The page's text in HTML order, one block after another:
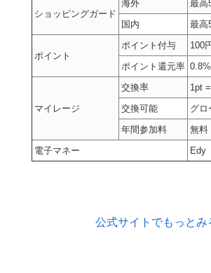
ショッピングガード
海外
最高
国内
最高
ポイント
ポイント付与
100
ポイント還元率 0.8%
マイレージ
交換率
1pt
交換可能
グロ
年間参加料
無料
電子マネー
Edy
公式サイトでもっとみ